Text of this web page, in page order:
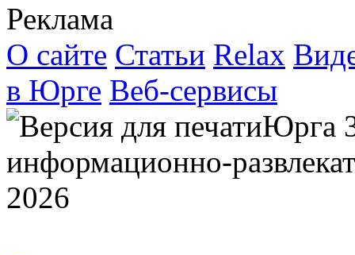
Реклама
О сайте Статьи Relax
в Юрге Веб-сервисы
Юрга
информационно-
2026